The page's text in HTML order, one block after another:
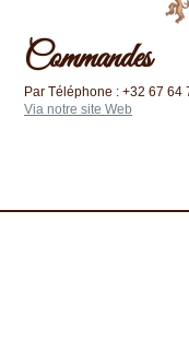
Commandes
Par Téléphone : +32 67 64
Via notre site Web